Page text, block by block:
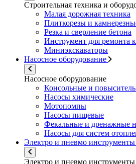
Строительная техника и
Малая дорожная техника
Плиткорезы и
Резка и сверление бетона
Инструмент для ремонта
Миниэкскаваторы
Насосное оборудование
Насосное оборудование
Консольные и
Насосы химические
Мотопомпы
Насосы пищевые
Фекальные и дренажные
Насосы для систем
Электро и пневмо инструменты
Электро и пневмо инструменты